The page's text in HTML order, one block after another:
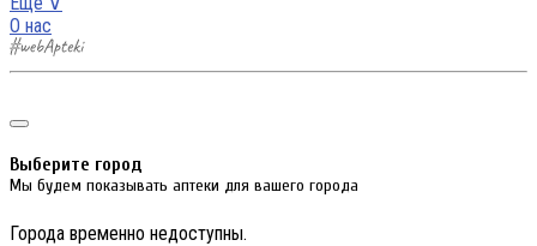
О нас
Выберите город
Мы будем показывать аптеки для вашего города
Города временно недоступны.